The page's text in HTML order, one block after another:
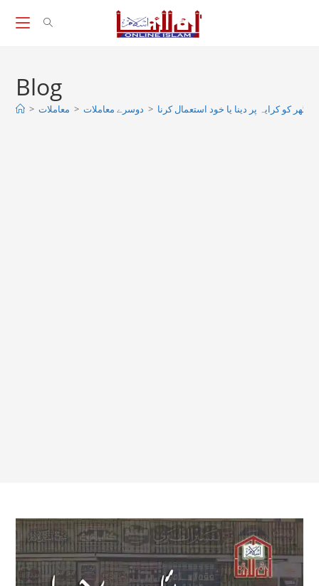
Blog
> معاملات > دوسرے معاملات > گھر کو کرایہ پر دینا یا خود استعمال کرنا